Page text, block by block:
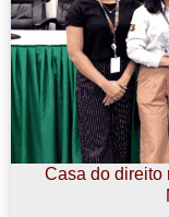
Casa do direito